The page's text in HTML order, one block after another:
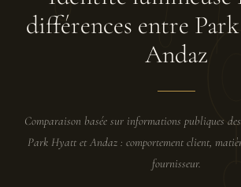
différences entre
Andaz
Comparaison basée sur informations publiques
Park Hyatt et Andaz : comportement client,
fournisseur.